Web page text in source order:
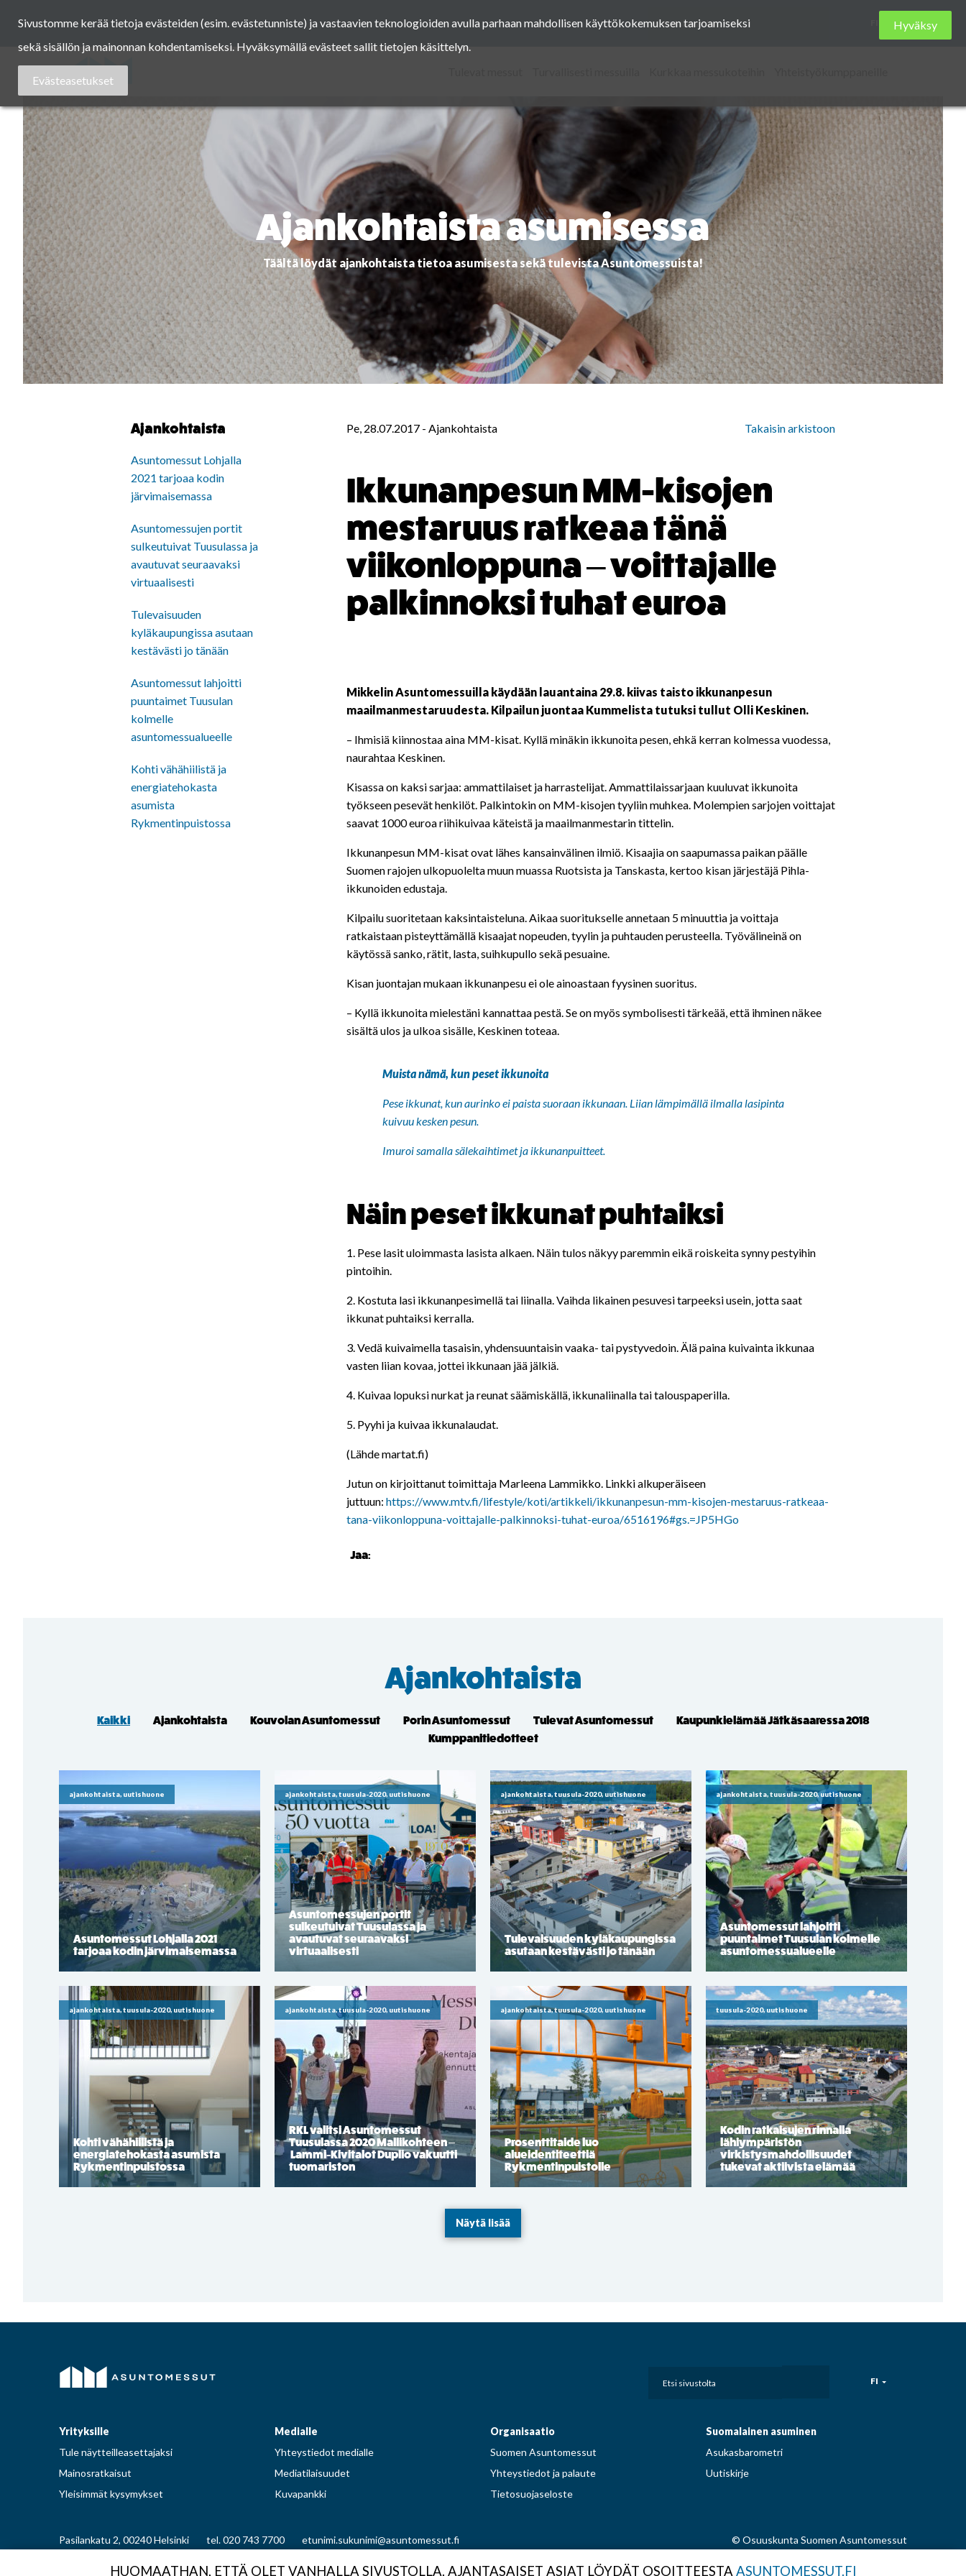
content
sivustolta
Asuntomessut
Ajankohtaista asumisessa
Täältä löydät ajankohtaista tietoa asumisesta sekä tulevista Asuntomessuista!
Pe, 28.07.2017 - Ajankohtaista Takaisin arkistoon
Ikkunanpesun MM-kisojen
mestaruus ratkeaa tänä
viikonloppuna – voittajalle
palkinnoksi tuhat euroa
Mikkelin Asuntomessuilla käydään lauantaina 29.8. kiivas taisto ikkunanpesun
maailmanmestaruudesta. Kilpailun juontaa Kummelista tutuksi tullut Olli Keskinen.
– Ihmisiä kiinnostaa aina MM-kisat. Kyllä minäkin ikkunoita pesen, ehkä kerran kolmessa vuodessa,
naurahtaa Keskinen.
Kisassa on kaksi sarjaa: ammattilaiset ja harrastelijat. Ammattilaissarjaan kuuluvat ikkunoita
työkseen pesevät henkilöt. Palkintokin on MM-kisojen tyyliin muhkea. Molempien sarjojen voittajat
saavat 1000 euroa riihikuivaa käteistä ja maailmanmestarin tittelin.
Ikkunanpesun MM-kisat ovat lähes kansainvälinen ilmiö. Kisaajia on saapumassa paikan päälle
Suomen rajojen ulkopuolelta muun muassa Ruotsista ja Tanskasta, kertoo kisan järjestäjä Pihla-
ikkunoiden edustaja.
Kilpailu suoritetaan kaksintaisteluna. Aikaa suoritukselle annetaan 5 minuuttia ja voittaja
ratkaistaan pisteyttämällä kisaajat nopeuden, tyylin ja puhtauden perusteella. Työvälineinä on
käytössä sanko, rätit, lasta, suihkupullo sekä pesuaine.
Kisan juontajan mukaan ikkunanpesu ei ole ainoastaan fyysinen suoritus.
– Kyllä ikkunoita mielestäni kannattaa pestä. Se on myös symbolisesti tärkeää, että ihminen näkee
sisältä ulos ja ulkoa sisälle, Keskinen toteaa.
Muista nämä, kun peset ikkunoita
Pese ikkunat, kun aurinko ei paista suoraan ikkunaan. Liian lämpimällä ilmalla lasipinta
kuivuu kesken pesun.
Imuroi samalla sälekaihtimet ja ikkunanpuitteet.
Näin peset ikkunat puhtaiksi
1. Pese lasit uloimmasta lasista alkaen. Näin tulos näkyy paremmin eikä roiskeita synny pestyihin
pintoihin.
2. Kostuta lasi ikkunanpesimellä tai liinalla. Vaihda likainen pesuvesi tarpeeksi usein, jotta saat
ikkunat puhtaiksi kerralla.
3. Vedä kuivaimella tasaisin, yhdensuuntaisin vaaka- tai pystyvedoin. Älä paina kuivainta ikkunaa
vasten liian kovaa, jottei ikkunaan jää jälkiä.
4. Kuivaa lopuksi nurkat ja reunat säämiskällä, ikkunaliinalla tai talouspaperilla.
5. Pyyhi ja kuivaa ikkunalaudat.
(Lähde martat.fi)
Jutun on kirjoittanut toimittaja Marleena Lammikko. Linkki alkuperäiseen
juttuun: https://www.mtv.fi/lifestyle/koti/artikkeli/ikkunanpesun-mm-kisojen-mestaruus-ratkeaa-
tana-viikonloppuna-voittajalle-palkinnoksi-tuhat-euroa/6516196#gs.=JP5HGo
Jaa:
Ajankohtaista
Asuntomessut Lohjalla
2021 tarjoaa kodin
järvimaisemassa
Asuntomessujen portit
sulkeutuivat Tuusulassa ja
avautuvat seuraavaksi
virtuaalisesti
Tulevaisuuden
kyläkaupungissa asutaan
kestävästi jo tänään
Asuntomessut lahjoitti
puuntaimet Tuusulan
kolmelle
asuntomessualueelle
Kohti vähähiilistä ja
energiatehokasta
asumista
Rykmentinpuistossa
Ajankohtaista
Kaikki Ajankohtaista Kouvolan Asuntomessut Porin Asuntomessut Tulevat Asuntomessut
Kaupunkielämää Jätkäsaaressa 2018
Kumppanitiedotteet
ajankohtaista, uutishuone
Asuntomessut Lohjalla 2021
tarjoaa kodin järvimaisemassa
ajankohtaista, tuusula-2020, uutishuone
Asuntomessujen portit
sulkeutuivat Tuusulassa ja
avautuvat seuraavaksi
virtuaalisesti
ajankohtaista, tuusula-2020, uutishuone
Tulevaisuuden kyläkaupungissa
asutaan kestävästi jo tänään
ajankohtaista, tuusula-2020, uutishuone
Asuntomessut lahjoitti
puuntaimet Tuusulan kolmelle
asuntomessualueelle
ajankohtaista, tuusula-2020, uutishuone
Kohti vähähiilistä ja
energiatehokasta asumista
Rykmentinpuistossa
ajankohtaista, tuusula-2020, uutishuone
RKL valitsi Asuntomessut
Tuusulassa 2020 Mallikohteen –
Lammi-Kivitalot Duplio vakuutti
tuomariston
ajankohtaista, tuusula-2020, uutishuone
Prosenttitaide luo
alueidentiteettiä
Rykmentinpuistolle
tuusula-2020, uutishuone
Kodin ratkaisujen rinnalla
lähiympäristön
virkistysmahdollisuudet
tukevat aktiivista elämää
Näytä lisää
sivustolta
FI
Yrityksille
Tule näytteilleasettajaksi
Mainosratkaisut
Yleisimmät kysymykset
Medialle
Yhteystiedot medialle
Mediatilaisuudet
Kuvapankki
Organisaatio
Suomen Asuntomessut
Yhteystiedot ja palaute
Tietosuojaseloste
Suomalainen asuminen
Asukasbarometri
Uutiskirje
Pasilankatu 2, 00240 Helsinki tel. 020 743 7700 etunimi.sukunimi@asuntomessut.fi © Osuuskunta Suomen Asuntomessut
HUOMAATHAN, ETTÄ OLET VANHALLA SIVUSTOLLA. AJANTASAISET ASIAT LÖYDÄT OSOITTEESTA ASUNTOMESSUT.FI
Sivustomme kerää tietoja evästeiden (esim. evästetunniste) ja vastaavien teknologioiden avulla parhaan mahdollisen käyttökokemuksen tarjoamiseksi
sekä sisällön ja mainonnan kohdentamiseksi. Hyväksymällä evästeet sallit tietojen käsittelyn.
Evästeasetukset
Hyväksy